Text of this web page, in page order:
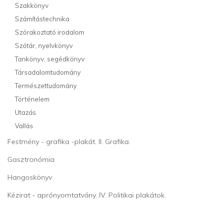
Szakkönyv
Számítástechnika
Szórakoztató irodalom
Szótár, nyelvkönyv
Tankönyv, segédkönyv
Társadalomtudomány
Természettudomány
Történelem
Utazás
Vallás
Festmény - grafika -plakát. II. Grafika.
Gasztronómia
Hangoskönyv
Kézirat - aprónyomtatvány. IV. Politikai plakátok.